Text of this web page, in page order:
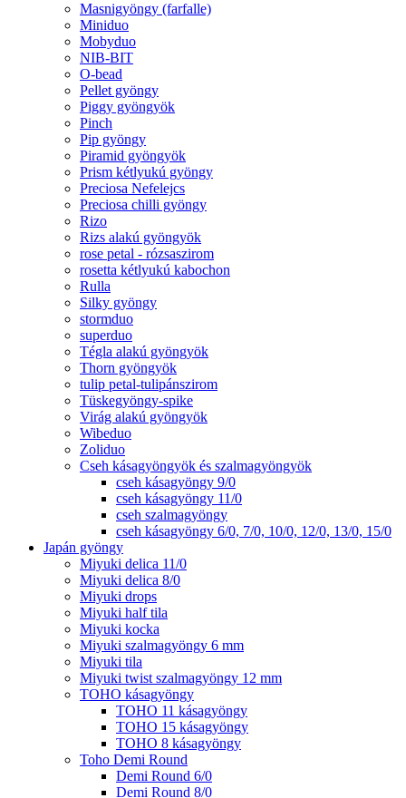
Masnigyöngy (farfalle)
Miniduo
Mobyduo
NIB-BIT
O-bead
Pellet gyöngy
Piggy gyöngyök
Pinch
Pip gyöngy
Piramid gyöngyök
Prism kétlyukú gyöngy
Preciosa Nefelejcs
Preciosa chilli gyöngy
Rizo
Rizs alakú gyöngyök
rose petal - rózsaszirom
rosetta kétlyukú kabochon
Rulla
Silky gyöngy
stormduo
superduo
Tégla alakú gyöngyök
Thorn gyöngyök
tulip petal-tulipánszirom
Tüskegyöngy-spike
Virág alakú gyöngyök
Wibeduo
Zoliduo
Cseh kásagyöngyök és szalmagyöngyök
cseh kásagyöngy 9/0
cseh kásagyöngy 11/0
cseh szalmagyöngy
cseh kásagyöngy 6/0, 7/0, 10/0, 12/0, 13/0, 15/0
Japán gyöngy
Miyuki delica 11/0
Miyuki delica 8/0
Miyuki drops
Miyuki half tila
Miyuki kocka
Miyuki szalmagyöngy 6 mm
Miyuki tila
Miyuki twist szalmagyöngy 12 mm
TOHO kásagyöngy
TOHO 11 kásagyöngy
TOHO 15 kásagyöngy
TOHO 8 kásagyöngy
Toho Demi Round
Demi Round 6/0
Demi Round 8/0